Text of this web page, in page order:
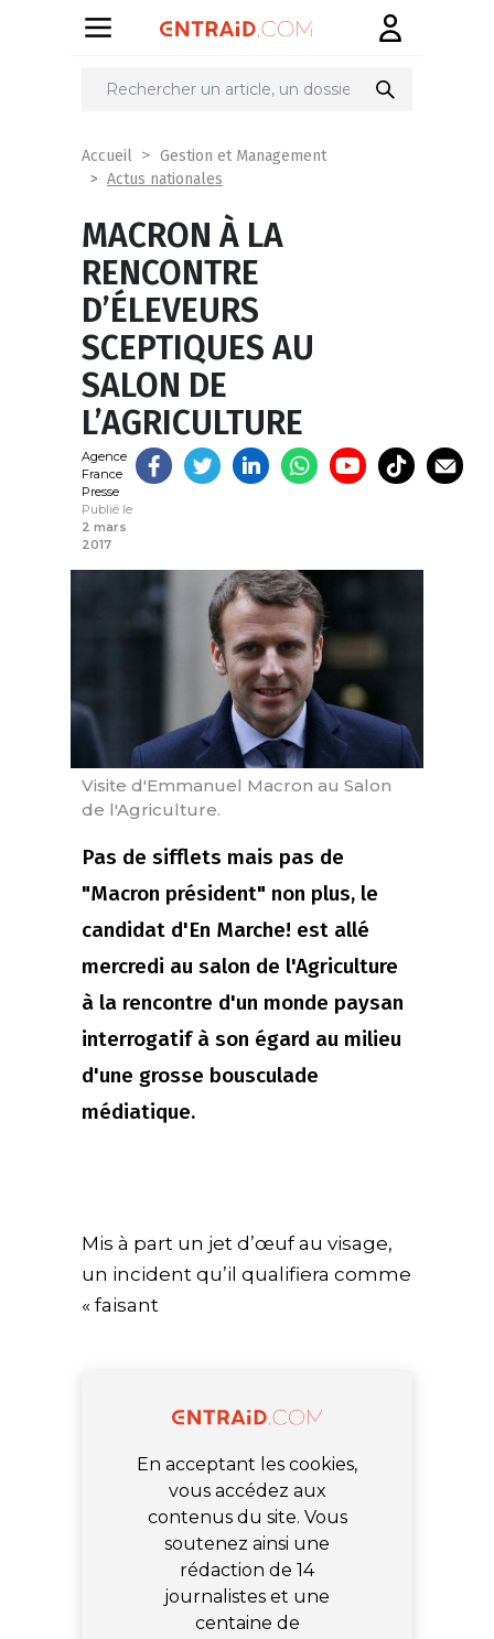
Partager
Accueil
Gestion et Management
Actus nationales
MACRON À LA
RENCONTRE
D’ÉLEVEURS
SCEPTIQUES AU
SALON DE
L’AGRICULTURE
Agence
France
Presse
Publié le
2 mars
2017
Visite d'Emmanuel Macron au Salon
de l'Agriculture.
Pas de sifflets mais pas de
"Macron président" non plus, le
candidat d'En Marche! est allé
mercredi au salon de l'Agriculture
à la rencontre d'un monde paysan
interrogatif à son égard au milieu
d'une grosse bousculade
médiatique.
Mis à part un jet d’œuf au visage,
un incident qu’il qualifiera comme
« faisant
En acceptant les cookies,
vous accédez aux
contenus du site. Vous
soutenez ainsi une
rédaction de 14
journalistes et une
centaine de